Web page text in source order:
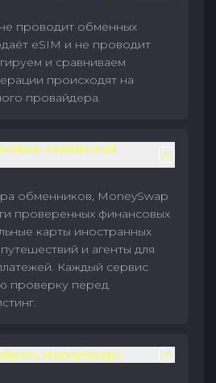
проводит обменных
eSIM и не проводит
и сравниваем
происходят на
провайдера.
сервисы на
обменников, MoneySwap
проверенных финансовых
карты иностранных
и агенты для
Каждый сервис
проверку перед
MoneySwap?